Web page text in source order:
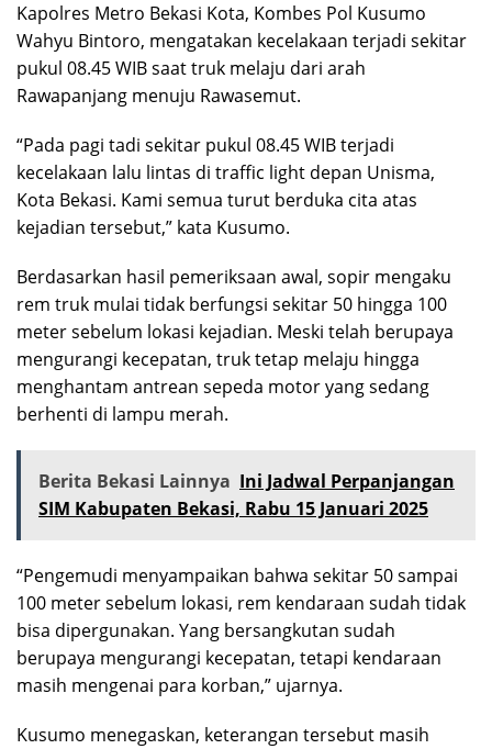
Kapolres Metro Bekasi Kota, Kombes Pol Kusumo
Wahyu Bintoro, mengatakan kecelakaan terjadi sekitar
pukul 08.45 WIB saat truk melaju dari arah
Rawapanjang menuju Rawasemut.
“Pada pagi tadi sekitar pukul 08.45 WIB terjadi
kecelakaan lalu lintas di traffic light depan Unisma,
Kota Bekasi. Kami semua turut berduka cita atas
kejadian tersebut,” kata Kusumo.
Berdasarkan hasil pemeriksaan awal, sopir mengaku
rem truk mulai tidak berfungsi sekitar 50 hingga 100
meter sebelum lokasi kejadian. Meski telah berupaya
mengurangi kecepatan, truk tetap melaju hingga
menghantam antrean sepeda motor yang sedang
berhenti di lampu merah.
Berita Bekasi Lainnya Ini Jadwal Perpanjangan
SIM Kabupaten Bekasi, Rabu 15 Januari 2025
“Pengemudi menyampaikan bahwa sekitar 50 sampai
100 meter sebelum lokasi, rem kendaraan sudah tidak
bisa dipergunakan. Yang bersangkutan sudah
berupaya mengurangi kecepatan, tetapi kendaraan
masih mengenai para korban,” ujarnya.
Kusumo menegaskan, keterangan tersebut masih